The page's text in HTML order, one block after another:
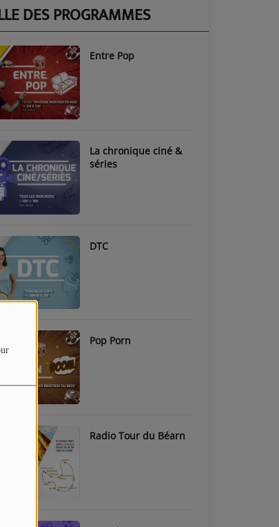
DES PROGRAMMES
Entre Pop
La chronique ciné &
séries
DTC
Pop Porn
Radio Tour du Béarn